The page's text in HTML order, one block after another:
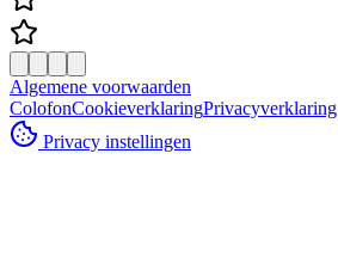
Algemene voorwaarden
ColofonCookieverklaringPrivacyverklaring
Privacy instellingen